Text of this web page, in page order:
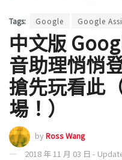
Tags: Google Google
中文版
音助理悄悄
搶先玩看此
場！）
byRoss Wang
2018 年 11 月 03 日 -